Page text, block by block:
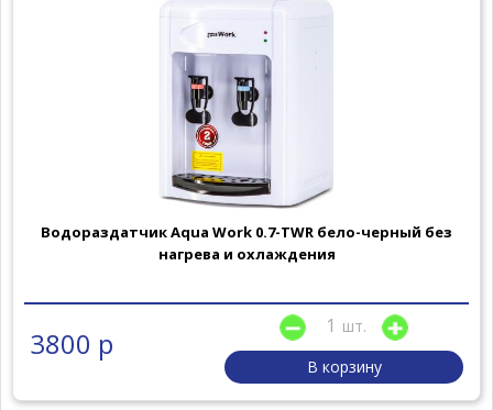
Водораздатчик Aqua Work 0.7-TWR бело-черный без
нагрева и охлаждения
3800 р
шт.
В корзину